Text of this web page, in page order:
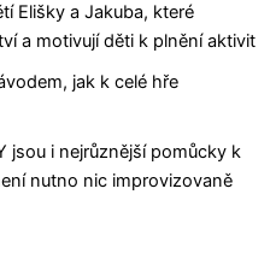
Elišky a Jakuba, které
a motivují děti k plnění aktivit
jak k celé hře
jsou i nejrůznější pomůcky k
nutno nic improvizovaně